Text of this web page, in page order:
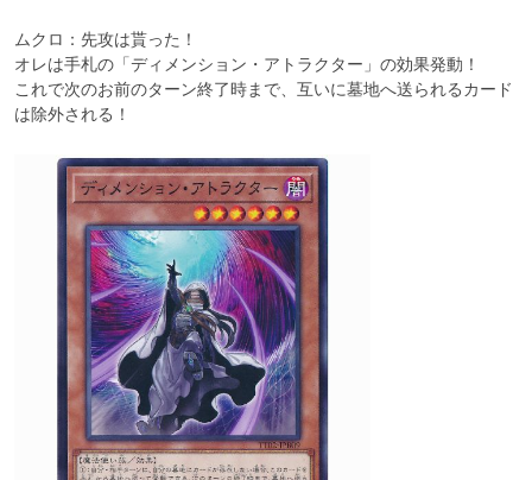
ムクロ：先攻は貰った！
オレは手札の「ディメンション・アトラクター」の効果発動！
これで次のお前のターン終了時まで、互いに墓地へ送られるカード
は除外される！